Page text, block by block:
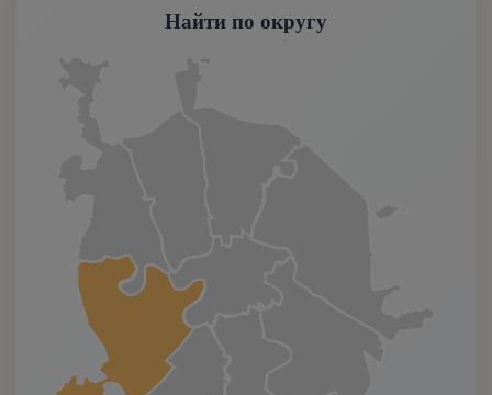
Шотландская
Экзотическая
Фили-ДавыдковоНайти по округу